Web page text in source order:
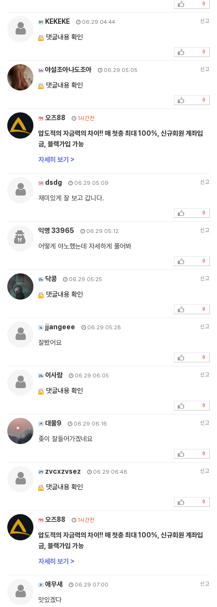
0
KEKEKE 06.29 04:44 신고
댓글내용 확인
0
야설조아나도조아 06.29 05:05 신고
댓글내용 확인
0
오즈88 1시간전
압도적의 자금력의 차이!! 매 첫충 최대 100%, 신규회원 계좌입
금, 블랙가입 가능
자세히 보기 >
dsdg 06.29 05:09 신고
재미있게 잘 보고 갑니다.
0
익명 33965 06.29 05:12 신고
어떻게 야노했는데 자세하게 풀어봐
0
닥콩 06.29 05:25 신고
댓글내용 확인
0
jjangeee 06.29 05:28 신고
잘봤어요
0
이사람 06.29 06:05 신고
댓글내용 확인
0
대물9 06.29 06:16 신고
좆이 잘들어가겠네요
0
zvcxzvsez 06.29 06:48 신고
댓글내용 확인
0
오즈88 1시간전
압도적의 자금력의 차이!! 매 첫충 최대 100%, 신규회원 계좌입
금, 블랙가입 가능
자세히 보기 >
애무새 06.29 07:00 신고
맛있겠다